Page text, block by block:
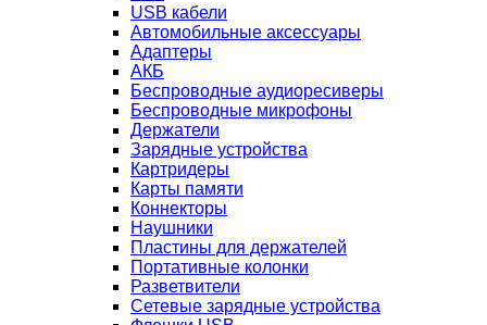
USB кабели
Автомобильные аксессуары
Адаптеры
АКБ
Беспроводные аудиоресиверы
Беспроводные микрофоны
Держатели
Зарядные устройства
Картридеры
Карты памяти
Коннекторы
Наушники
Пластины для держателей
Портативные колонки
Разветвители
Сетевые зарядные устройства